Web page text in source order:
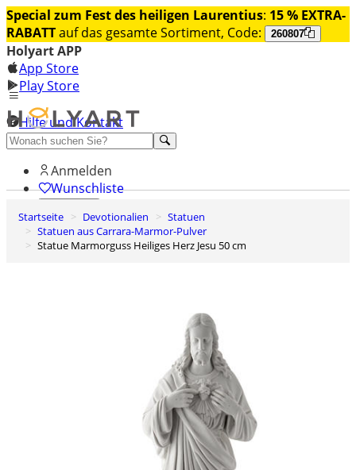
Special zum Fest des heiligen Laurentius: 15 % EXTRA-
RABATTauf das gesamte Sortiment, Code: 260807
Holyart APP
App Store
Play Store
Hilfe und Kontakt
Entdecken Sie Premium
Anmelden
Wunschliste
0
Warenkorb
Startseite Devotionalien
Statuen
Statuen aus Carrara-Marmor-Pulver
Statue Marmorguss Heiliges Herz Jesu 50 cm